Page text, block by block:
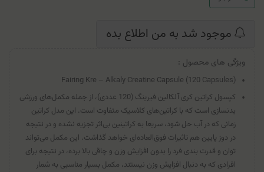
موجود شد به من اطلاع بده
ویژگی های محصول :
Fairing Kre – Alkaly Creatine Capsule (120 Capsules)
کپسول کراتین کری آلکالین فیرینگ (120 عددی)، از جمله مکمل‌های ورزشی
بدنسازی است که با کراتین‌های کلاسیک متفاوت است. این مدل کراتین
زمانی که در آب حل شود، سریعا به کراتینین بی‌اثر تجزیه نشده و در نتیجه
در دوز پایین هم تاثیرات فوق‌العاده‌ای خواهد گذاشت. این مکمل می‌تواند
توان و قدرت بندی فرد را بدون افزایش وزن و چاقی بالا برده، در نتیجه برای
افرادی که به دنبال افزایش وزن نیستند، مکمل بسیار مناسبی به شمار